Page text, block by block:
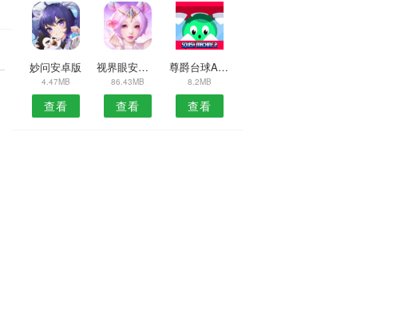
妙问安卓版
4.47MB
查看
视界眼安卓版
86.43MB
查看
尊爵台球APP
8.2MB
查看